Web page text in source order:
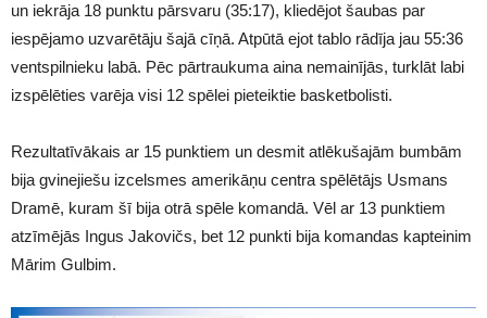
un iekrāja 18 punktu pārsvaru (35:17), kliedējot šaubas par
iespējamo uzvarētāju šajā cīņā. Atpūtā ejot tablo rādīja jau 55:36
ventspilnieku labā. Pēc pārtraukuma aina nemainījās, turklāt labi
izspēlēties varēja visi 12 spēlei pieteiktie basketbolisti.
Rezultatīvākais ar 15 punktiem un desmit atlēkušajām bumbām
bija gvinejiešu izcelsmes amerikāņu centra spēlētājs Usmans
Dramē, kuram šī bija otrā spēle komandā. Vēl ar 13 punktiem
atzīmējās Ingus Jakovičs, bet 12 punkti bija komandas kapteinim
Mārim Gulbim.